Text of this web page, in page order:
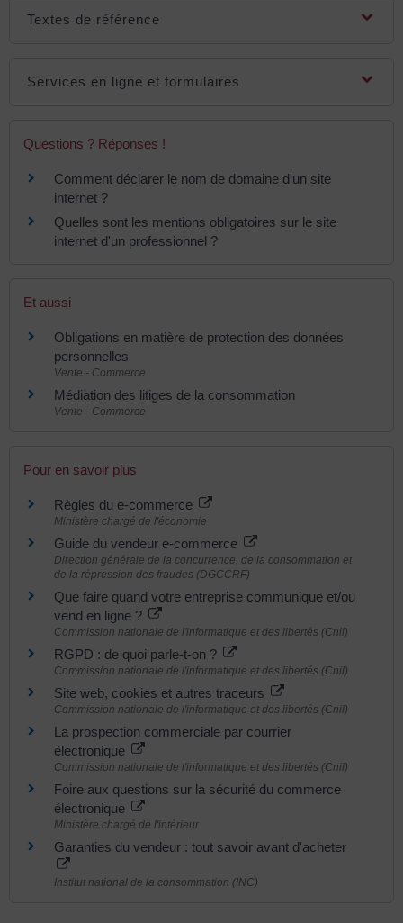
Textes de référence
Services en ligne et formulaires
Questions ? Réponses !
Comment déclarer le nom de domaine d'un site
internet ?
Quelles sont les mentions obligatoires sur le site
internet d'un professionnel ?
Et aussi
Obligations en matière de protection des données
personnelles
Vente - Commerce
Médiation des litiges de la consommation
Vente - Commerce
Pour en savoir plus
Règles du e-commerce
Ministère chargé de l'économie
Guide du vendeur e-commerce
Direction générale de la concurrence, de la consommation et
de la répression des fraudes (DGCCRF)
Que faire quand votre entreprise communique et/ou
vend en ligne ?
Commission nationale de l'informatique et des libertés (Cnil)
RGPD : de quoi parle-t-on ?
Commission nationale de l'informatique et des libertés (Cnil)
Site web, cookies et autres traceurs
Commission nationale de l'informatique et des libertés (Cnil)
La prospection commerciale par courrier
électronique
Commission nationale de l'informatique et des libertés (Cnil)
Foire aux questions sur la sécurité du commerce
électronique
Ministère chargé de l'intérieur
Garanties du vendeur : tout savoir avant d'acheter
Institut national de la consommation (INC)